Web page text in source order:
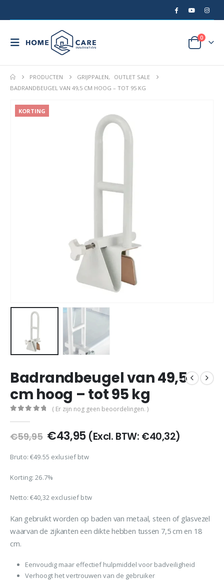
0
PRODUCTEN GRIJPPALEN,
OUTLET SALE
BADRANDBEUGEL VAN 49,5 CM HOOG – TOT 95 KG
KORTING
Badrandbeugel van 49,5
cm hoog – tot 95 kg
( Er zijn nog geen beoordelingen. )
€59,95 Oorspronkelijke
was:
€43,95Huidige
prijs
is:
(Excl. BTW: €40,32)
Bruto: €49.55 exlusief btw
Korting: 26.7%
Netto: €40,32exclusief btw
Kan gebruikt worden op baden van metaal, steen of glasvezel
waarvan de zijkanten een dikte hebben tussen 7,5 cm en 18
cm.
Eenvoudig maar effectief hulpmiddel voor badveiligheid
Verhoogt het vertrouwen van de gebruiker